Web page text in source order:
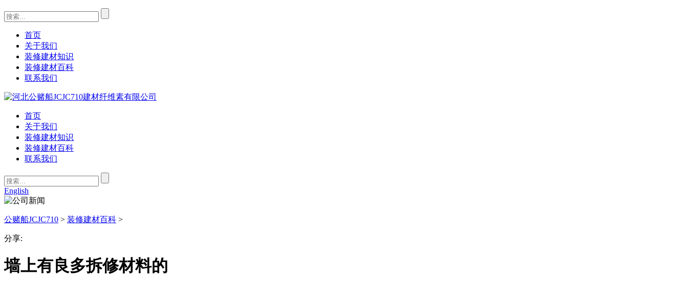
首页
关于我们
装修建材知识
装修建材百科
联系我们
首页
关于我们
装修建材知识
装修建材百科
联系我们
English
公赌船JCJC710 > 装修建材百科 >
分享:
墙上有良多拆修材料的